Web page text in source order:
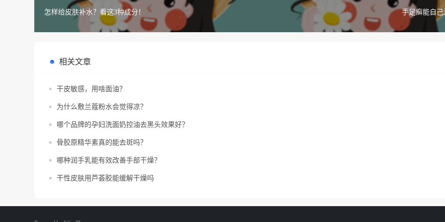
怎样给皮肤补水？看这3种成分！ 手足癣能自
相关文章
干皮敏感，用啥面油？
为什么敷兰蔻粉水会觉得凉？
哪个品牌的孕妇洗面奶控油去黑头效果好？
骨胶原精华素真的能去斑吗？
哪种润手乳能有效改善手部干燥？
干性皮肤用芦荟胶能缓解干燥吗